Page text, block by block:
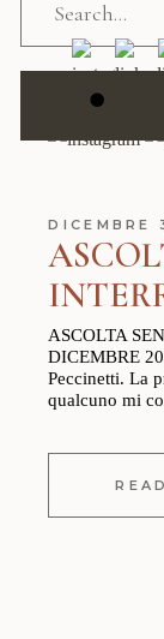
DICEMBRE
ASCOLTA
DICEMBRE
Peccinetti. La
qualcuno mi